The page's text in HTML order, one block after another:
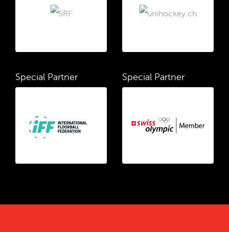
Special Partner Special Partner